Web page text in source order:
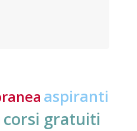
aspiranti
corsi gratuiti